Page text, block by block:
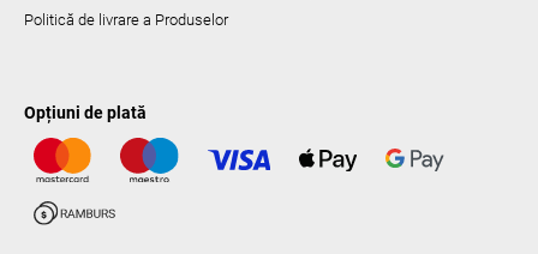
Politică de livrare a Produselor
Opțiuni de plată